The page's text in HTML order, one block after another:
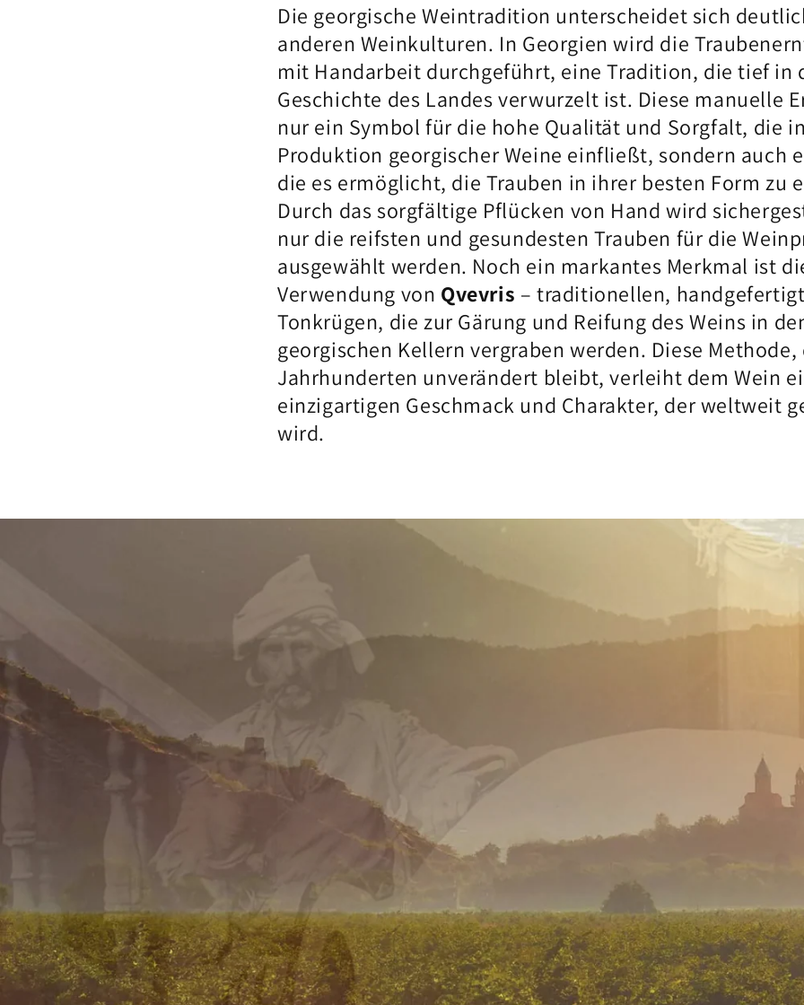
Die georgische Weintradition unterscheidet sich
anderen Weinkulturen. In Georgien wird die
mit Handarbeit durchgeführt, eine Tradition, die tief in
Geschichte des Landes verwurzelt ist. Diese manuelle
nur ein Symbol für die hohe Qualität und Sorgfalt, die
Produktion georgischer Weine einfließt, sondern auch
die es ermöglicht, die Trauben in ihrer besten Form zu
Durch das sorgfältige Pflücken von Hand wird
nur die reifsten und gesundesten Trauben für die
ausgewählt werden. Noch ein markantes Merkmal ist
Verwendung von Qvevris – traditionellen,
Tonkrügen, die zur Gärung und Reifung des Weins in
georgischen Kellern vergraben werden. Diese
Jahrhunderten unverändert bleibt, verleiht dem Wein
einzigartigen Geschmack und Charakter, der weltweit
wird.